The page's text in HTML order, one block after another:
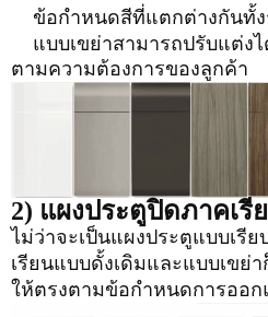
ข้อกำหนดสีที่แตกต่างกันทั้
แบบเขย่าสามารถปรับแต่งไ
ตามความต้องการของลูกค้า
2) แผงประตูปิดภาคเรี
ไม่ว่าจะเป็นแผงประตูแบบเรี
เรียนแบบดั้งเดิมและแบบเขย่
ให้ตรงตามข้อกำหนดการออ